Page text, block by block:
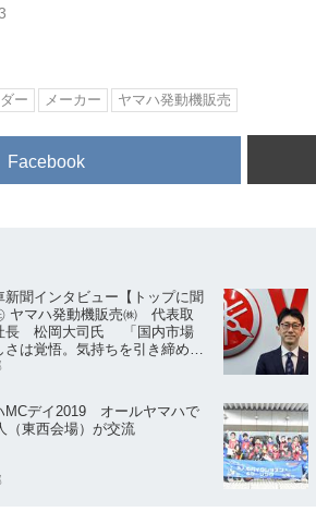
ー メーカー ヤマハ発動機販売
Facebook
新聞インタビュー【トップに聞
ヤマハ発動機販売㈱ 代表取
長 松岡大司氏 「国内市場
さは覚悟。気持ちを引き締めて
MCデイ2019 オールヤマハで
（東西会場）が交流